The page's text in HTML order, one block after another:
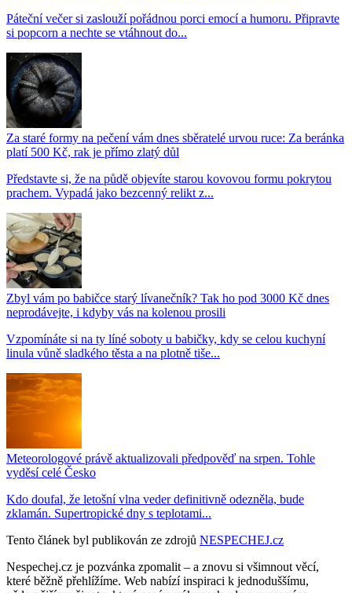
Páteční večer si zaslouží pořádnou porci emocí a humoru. Připravte
si popcorn a nechte se vtáhnout do...
Za staré formy na pečení vám dnes sběratelé urvou ruce: Za beránka
platí 500 Kč, rak je přímo zlatý důl
Představte si, že na půdě objevíte starou kovovou formu pokrytou
prachem. Vypadá jako bezcenný relikt z...
Zbyl vám po babičce starý lívanečník? Tak ho pod 3000 Kč dnes
neprodávejte, i kdyby vás na kolenou prosili
Vzpomínáte si na ty líné soboty u babičky, kdy se celou kuchyní
linula vůně sladkého těsta a na plotně tiše...
Meteorologové právě aktualizovali předpověď na srpen. Tohle
vyděsí celé Česko
Kdo doufal, že letošní vlna veder definitivně odezněla, bude
zklamán. Supertropické dny s teplotami...
Tento článek byl publikován ze zdrojů NESPECHEJ.cz
Nespechej.cz je pozvánka zpomalit – a znovu si všimnout věcí,
které běžně přehlížíme. Web nabízí inspiraci k jednoduššímu,